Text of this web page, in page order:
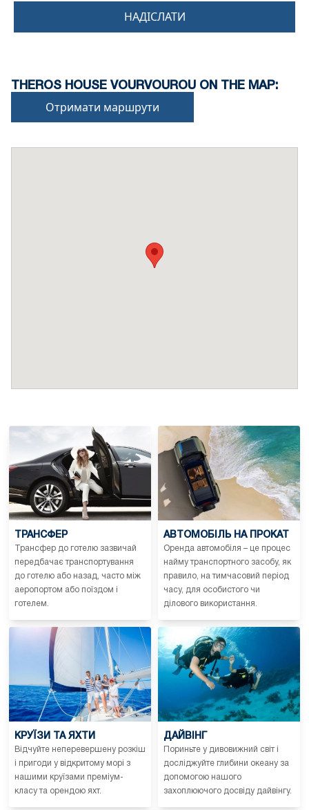
НАДІСЛАТИ
THEROS HOUSE VOURVOUROU ON THE MAP:
Отримати маршрути
ТРАНСФЕР
Трансфер до готелю зазвичай
передбачає транспортування
до готелю або назад, часто між
аеропортом або поїздом і
готелем.
АВТОМОБІЛЬ НА ПРОКАТ
Оренда автомобіля – це процес
найму транспортного засобу, як
правило, на тимчасовий період
часу, для особистого чи
ділового використання.
КРУЇЗИ ТА ЯХТИ
Відчуйте неперевершену розкіш
і пригоди у відкритому морі з
нашими круїзами преміум-
класу та орендою яхт.
ДАЙВІНГ
Пориньте у дивовижний світ і
досліджуйте глибини океану за
допомогою нашого
захоплюючого досвіду дайвінгу.